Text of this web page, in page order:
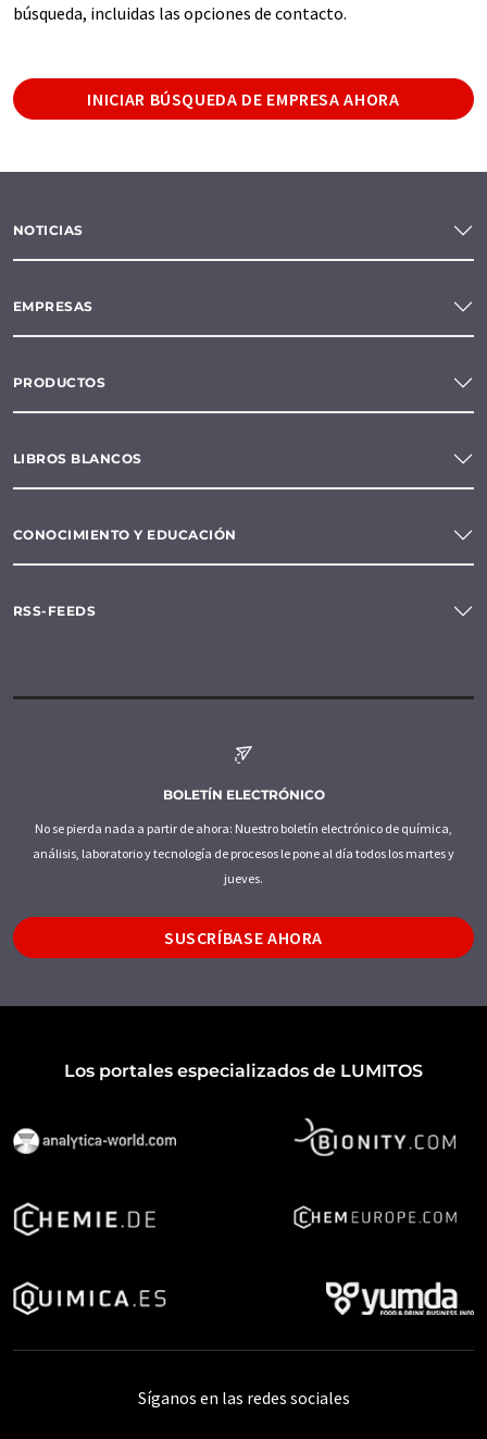
búsqueda, incluidas las opciones de contacto.
INICIAR BÚSQUEDA DE EMPRESA AHORA
NOTICIAS
EMPRESAS
PRODUCTOS
LIBROS BLANCOS
CONOCIMIENTO Y EDUCACIÓN
RSS-FEEDS
BOLETÍN ELECTRÓNICO
No se pierda nada a partir de ahora: Nuestro boletín electrónico de química,
análisis, laboratorio y tecnología de procesos le pone al día todos los martes y
jueves.
SUSCRÍBASE AHORA
Los portales especializados de LUMITOS
Síganos en las redes sociales